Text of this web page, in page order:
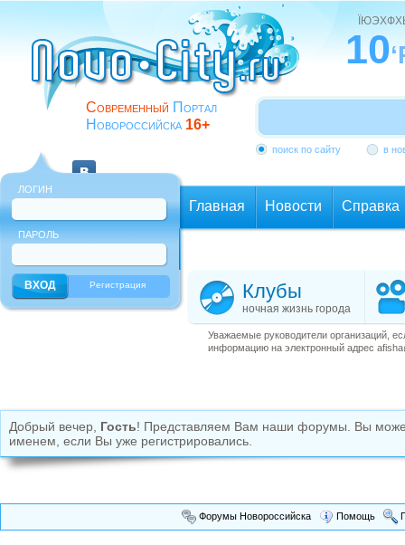
Современный Портал
Новороссийска 16+
10
поиск по сайту в
ЛОГИН
ПАРОЛЬ
Регистрация
Главная Новости Справка
Клубы
ночная жизнь города
Уважаемые руководители организаций,
информацию на электронный адрес
Добрый вечер, Гость! Представляем Вам наши форумы. Вы
именем, если Вы уже регистрировались.
Форумы Новороссийска Помощь